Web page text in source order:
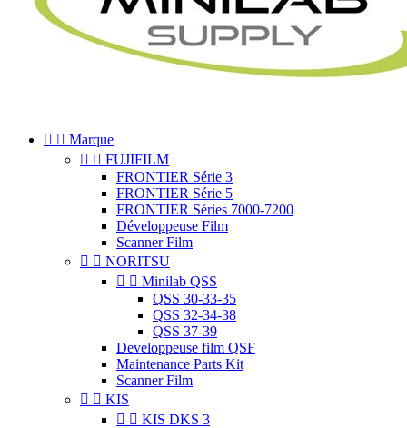
  Marque
  FUJIFILM
FRONTIER Série 3
FRONTIER Série 5
FRONTIER Séries 7000-7200
Développeuse Film
Scanner Film
  NORITSU
  Minilab QSS
QSS 30-33-35
QSS 32-34-38
QSS 37-39
Developpeuse film QSF
Maintenance Parts Kit
Scanner Film
  KIS
  KIS DKS 3